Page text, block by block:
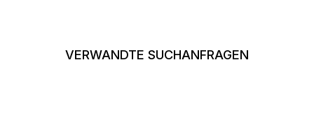
VERWANDTE SUCHANFRAGEN